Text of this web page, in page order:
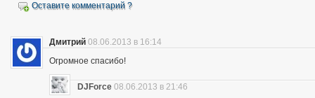
Оставите комментарий ?
Дмитрий 08.06.2013 в 16:14
Огромное спасибо!
DJForce 08.06.2013 в 21:46